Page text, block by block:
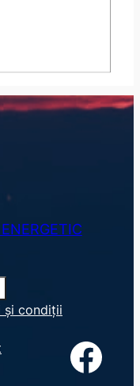
și condiții
Facebook